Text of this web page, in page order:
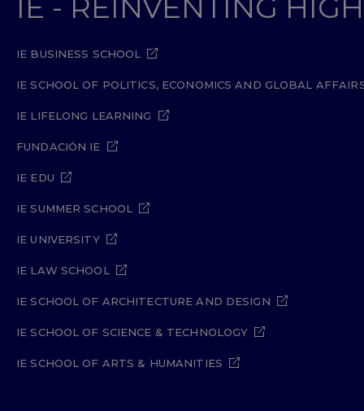
IE - REINVENTING
IE BUSINESS SCHOOL
IE SCHOOL OF POLITICS, ECONOMICS AND GLOBAL
IE LIFELONG LEARNING
FUNDACIÓN IE
IE EDU
IE SUMMER SCHOOL
IE UNIVERSITY
IE LAW SCHOOL
IE SCHOOL OF ARCHITECTURE AND DESIGN
IE SCHOOL OF SCIENCE & TECHNOLOGY
IE SCHOOL OF ARTS & HUMANITIES